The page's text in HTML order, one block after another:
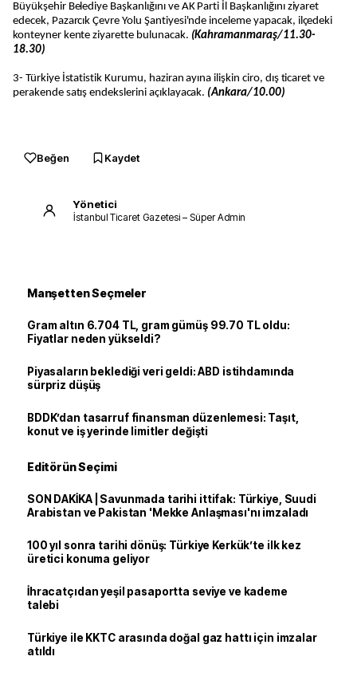
Büyükşehir Belediye Başkanlığını ve AK Parti İl Başkanlığını ziyaret
edecek, Pazarcık Çevre Yolu Şantiyesi'nde inceleme yapacak, ilçedeki
konteyner kente ziyarette bulunacak. (Kahramanmaraş/11.30-
18.30)
3- Türkiye İstatistik Kurumu, haziran ayına ilişkin ciro, dış ticaret ve
perakende satış endekslerini açıklayacak. (Ankara/10.00)
Beğen Kaydet
Yönetici
İstanbul Ticaret Gazetesi – Süper Admin
Manşetten Seçmeler
Gram altın 6.704 TL, gram gümüş 99.70 TL oldu:
Fiyatlar neden yükseldi?
Piyasaların beklediği veri geldi: ABD istihdamında
sürpriz düşüş
BDDK’dan tasarruf finansman düzenlemesi: Taşıt,
konut ve iş yerinde limitler değişti
Editörün Seçimi
SON DAKİKA | Savunmada tarihi ittifak: Türkiye, Suudi
Arabistan ve Pakistan 'Mekke Anlaşması'nı imzaladı
100 yıl sonra tarihi dönüş: Türkiye Kerkük’te ilk kez
üretici konuma geliyor
İhracatçıdan yeşil pasaportta seviye ve kademe
talebi
Türkiye ile KKTC arasında doğal gaz hattı için imzalar
atıldı